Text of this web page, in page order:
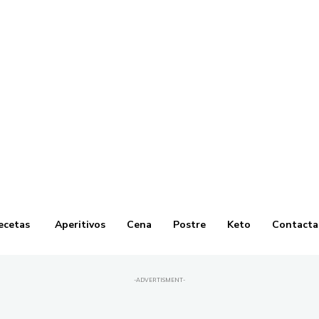
Aperitivos Cena Postre Keto Contacta
-ADVERTISMENT-